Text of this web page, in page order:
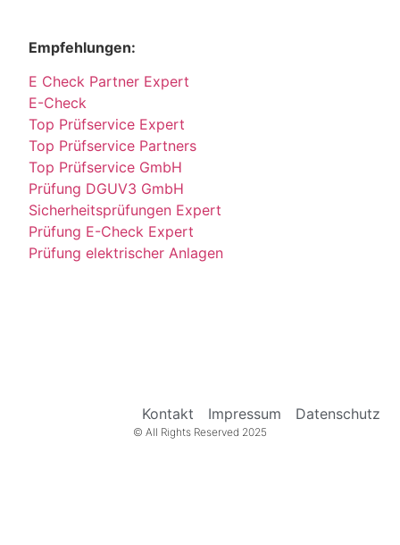
Empfehlungen:
E Check Partner Expert
E-Check
Top Prüfservice Expert
Top Prüfservice Partners
Top Prüfservice GmbH
Prüfung DGUV3 GmbH
Sicherheitsprüfungen Expert
Prüfung E-Check Expert
Prüfung elektrischer Anlagen
Kontakt Impressum Datenschutz
© All Rights Reserved 2025